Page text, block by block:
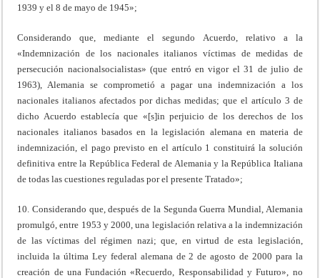
1939 y el 8 de mayo de 1945»;
Considerando que, mediante el segundo Acuerdo, relativo a la
«Indemnización de los nacionales italianos víctimas de medidas de
persecución nacionalsocialistas» (que entró en vigor el 31 de julio de
1963), Alemania se comprometió a pagar una indemnización a los
nacionales italianos afectados por dichas medidas; que el artículo 3 de
dicho Acuerdo establecía que «[s]in perjuicio de los derechos de los
nacionales italianos basados en la legislación alemana en materia de
indemnización, el pago previsto en el artículo 1 constituirá la solución
definitiva entre la República Federal de Alemania y la República Italiana
de todas las cuestiones reguladas por el presente Tratado»;
10. Considerando que, después de la Segunda Guerra Mundial, Alemania
promulgó, entre 1953 y 2000, una legislación relativa a la indemnización
de las víctimas del régimen nazi; que, en virtud de esta legislación,
incluida la última Ley federal alemana de 2 de agosto de 2000 para la
creación de una Fundación «Recuerdo, Responsabilidad y Futuro», no